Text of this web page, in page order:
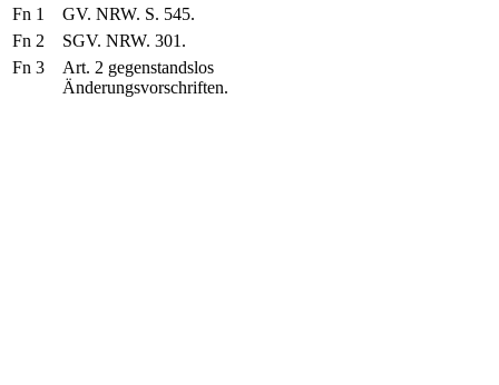
Fn 1
GV. NRW. S. 545.
Fn 2
SGV. NRW. 301.
Fn 3
Art. 2 gegenstandslos
Änderungsvorschriften.